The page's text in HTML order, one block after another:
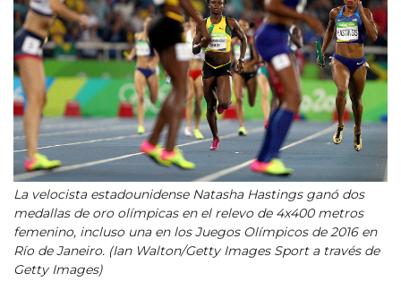
La velocista estadounidense Natasha Hastings ganó dos
medallas de oro olímpicas en el relevo de 4x400 metros
femenino, incluso una en los Juegos Olímpicos de 2016 en
Río de Janeiro. (Ian Walton/Getty Images Sport a través de
Getty Images)